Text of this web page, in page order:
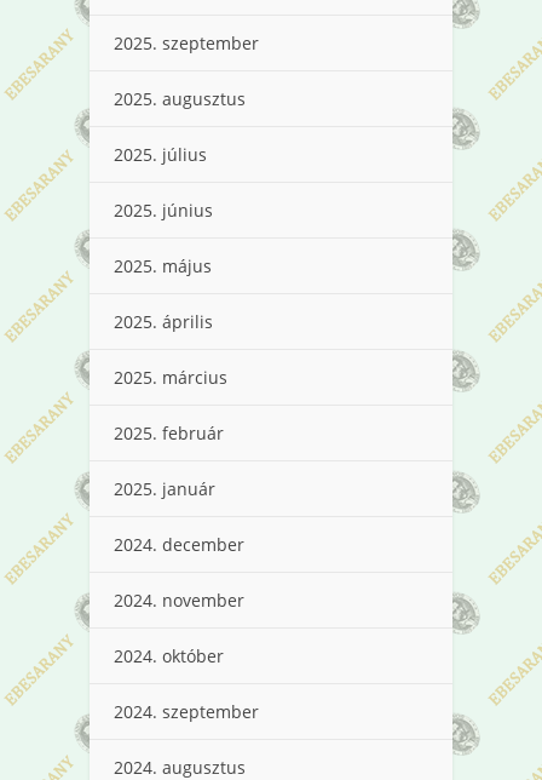
2025. szeptember
2025. augusztus
2025. július
2025. június
2025. május
2025. április
2025. március
2025. február
2025. január
2024. december
2024. november
2024. október
2024. szeptember
2024. augusztus